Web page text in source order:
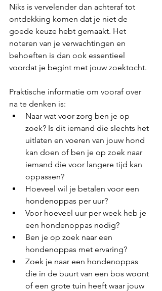
Niks is vervelender dan achteraf tot
ontdekking komen dat je niet de
goede keuze hebt gemaakt. Het
noteren van je verwachtingen en
behoeften is dan ook essentieel
voordat je begint met jouw zoektocht.
Praktische informatie om vooraf over
na te denken is:
Naar wat voor zorg ben je op
zoek? Is dit iemand die slechts het
uitlaten en voeren van jouw hond
kan doen of ben je op zoek naar
iemand die voor langere tijd kan
oppassen?
Hoeveel wil je betalen voor een
hondenoppas per uur?
Voor hoeveel uur per week heb je
een hondenoppas nodig?
Ben je op zoek naar een
hondenoppas met ervaring?
Zoek je naar een hondenoppas
die in de buurt van een bos woont
of een grote tuin heeft waar jouw